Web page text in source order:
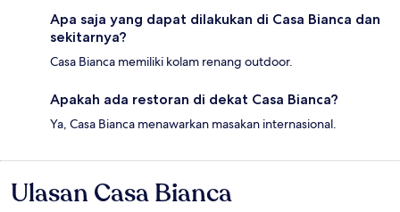
Apa saja yang dapat dilakukan di Casa Bianca dan
sekitarnya?
Casa Bianca memiliki kolam renang outdoor.
Apakah ada restoran di dekat Casa Bianca?
Ya, Casa Bianca menawarkan masakan internasional.
Ulasan
Ulasan Casa Bianca